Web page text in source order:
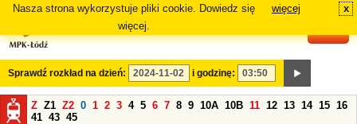
Nasza strona wykorzystuje pliki cookie. Dowiedz się
więcej.
więcej x
Sprawdź rozkład na dzień: i godzinę:
Z Z1 Z2 0 1 2 3 4 5 6 7 8 9 10A 10B 11 12 13 14 15 16
41 43 45